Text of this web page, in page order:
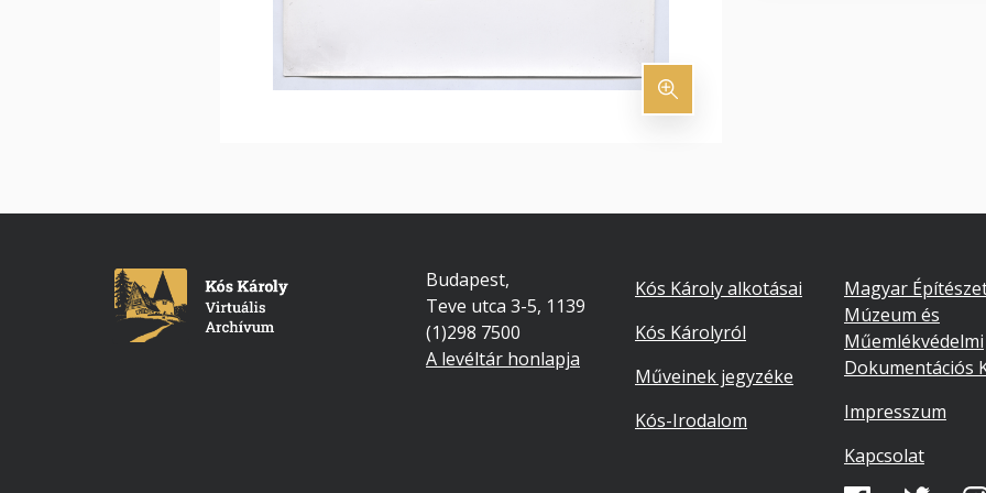
Budapest,
Teve utca 3-5, 1139
(1)298 7500
A levéltár honlapja
Footer
Kós Károly alkotásai
Kós Károlyról
Műveinek jegyzéke
Kós-Irodalom
Lábléc
másodlagos
Magyar
Múzeum és
Műemlékvédelmi
Dokumentációs
Impresszum
Kapcsolat